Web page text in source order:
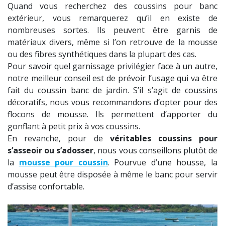
Quand vous recherchez des coussins pour banc
extérieur, vous remarquerez qu’il en existe de
nombreuses sortes. Ils peuvent être garnis de
matériaux divers, même si l’on retrouve de la mousse
ou des fibres synthétiques dans la plupart des cas.
Pour savoir quel garnissage privilégier face à un autre,
notre meilleur conseil est de prévoir l’usage qui va être
fait du coussin banc de jardin. S’il s’agit de coussins
décoratifs, nous vous recommandons d’opter pour des
flocons de mousse. Ils permettent d’apporter du
gonflant à petit prix à vos coussins.
En revanche, pour de véritables coussins pour
s’asseoir ou s’adosser, nous vous conseillons plutôt de
la mousse pour coussin. Pourvue d’une housse, la
mousse peut être disposée à même le banc pour servir
d’assise confortable.